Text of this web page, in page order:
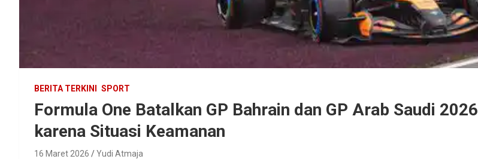
BERITA TERKINI SPORT
Formula One Batalkan GP Bahrain dan GP Arab Saudi 2026
karena Situasi Keamanan
16 Maret 2026 Yudi Atmaja